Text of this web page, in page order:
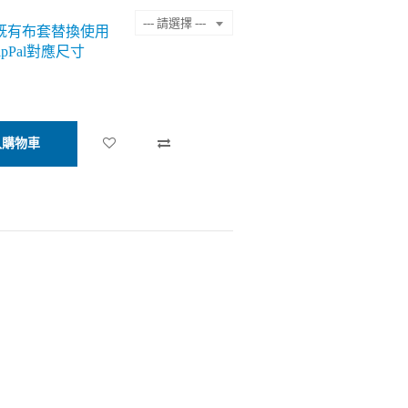
有布套替換使用
對應尺寸
--- 請選擇 ---
物車